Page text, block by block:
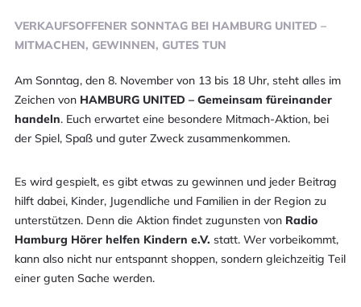
VERKAUFSOFFENER SONNTAG BEI HAMBURG UNITED –
MITMACHEN, GEWINNEN, GUTES TUN
Am Sonntag, den 8. November von 13 bis 18 Uhr, steht alles im
Zeichen von HAMBURG UNITED – Gemeinsam füreinander
handeln. Euch erwartet eine besondere Mitmach-Aktion, bei
der Spiel, Spaß und guter Zweck zusammenkommen.
Es wird gespielt, es gibt etwas zu gewinnen und jeder Beitrag
hilft dabei, Kinder, Jugendliche und Familien in der Region zu
unterstützen. Denn die Aktion findet zugunsten von Radio
Hamburg Hörer helfen Kindern e.V. statt. Wer vorbeikommt,
kann also nicht nur entspannt shoppen, sondern gleichzeitig Teil
einer guten Sache werden.